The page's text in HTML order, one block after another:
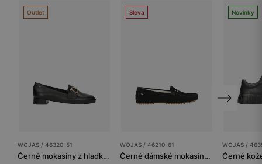
Outlet
WOJAS / 46320-51
Černé mokasíny z hladké kůže se zlatou ozdobou
Sleva
WOJAS / 46210-61
Černé dámské mokasíny typu car shoes
Novinky
WOJAS /